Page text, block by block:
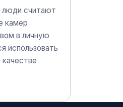
люди считают
камер
в личную
использовать
качестве